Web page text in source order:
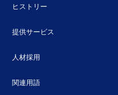
ヒストリー
提供サービス
人材採用
関連用語